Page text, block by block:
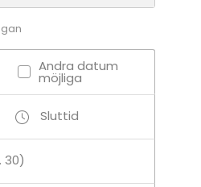
Andra datum
möjliga
Sluttid
30)